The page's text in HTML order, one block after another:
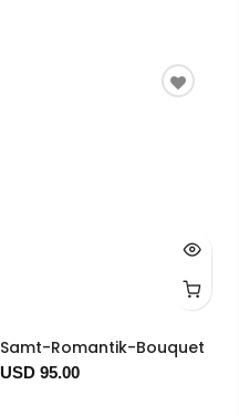
Samt-Romantik-Bouquet
USD 95.00